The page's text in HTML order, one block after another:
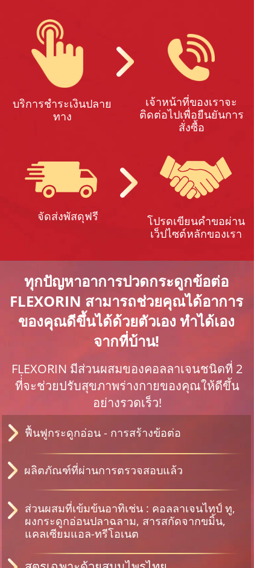
โปรดเขียนคำขอผ่าน
เว็ปไซต์หลักของเรา
เจ้าหน้าที่ของเราจะ
ติดต่อไปเพื่อยืนยันการ
สั่งซื้อ
จัดส่งพัสดุฟรี
บริการชำระเงินปลาย
ทาง
ทุกปัญหาอาการปวดกระดูกข้อต่อ
FLEXORIN สามารถช่วยคุณได้อาการ
ของคุณดีขึ้นได้ด้วยตัวเอง ทำได้เอง
จากที่บ้าน!
FLEXORIN มีส่วนผสมของคอลลาเจนชนิดที่ 2
ที่่จะช่วยปรับสุขภาพร่างกายของคุณให้ดีขึ้น
อย่างรวดเร็ว!
ฟื้นฟูกระดูกอ่อน - การสร้างข้อต่อ
ผลิตภัณฑ์ที่ผ่านการตรวจสอบแล้ว
ส่วนผสมที่เข้มข้นอาทิเช่น : คอลลาเจนไทป์ ทู,
ผงกระดูกอ่อนปลาฉลาม, สารสกัดจากขมิ้น,
แคลเซียมแอล-ทรีโอเนต